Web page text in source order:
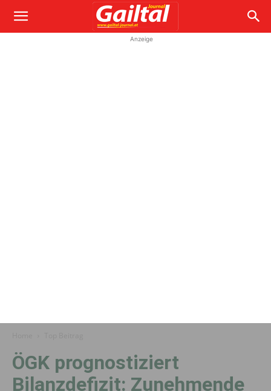
Anzeige
ÖGK prognostiziert
Bilanzdefizit: Zunehmende